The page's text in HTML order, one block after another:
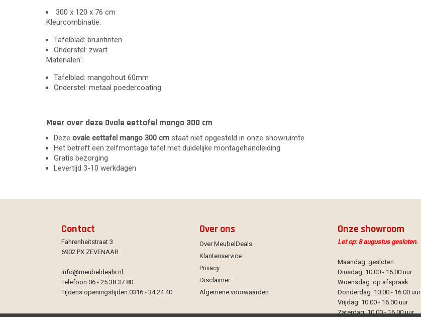
300 x 120 x 76 cm
Kleurcombinatie:
Tafelblad: bruintinten
Onderstel: zwart
Materialen:
Tafelblad: mangohout 60mm
Onderstel: metaal poedercoating
Meer over deze Ovale eettafel mango 300 cm
Deze ovale eettafel mango 300 cm staat niet opgesteld in onze showruimte
Het betreft een zelfmontage tafel met duidelijke montagehandleiding
Gratis bezorging
Levertijd 3-10 werkdagen
Contact
Fahrenheitstraat 3
6902 PX ZEVENAAR
info@meubeldeals.nl
Telefoon 06 - 25 38 37 80
Tijdens openingstijden 0316 - 34 24 40
Over ons
Over MeubelDeals
Klantenservice
Privacy
Disclaimer
Algemene voorwaarden
Onze showroom
Let op: 8 augustus gesloten.
Maandag: gesloten
Dinsdag: 10.00 - 16.00 uur
Woensdag: op afspraak
Donderdag: 10.00 - 16.00 uur
Vrijdag: 10.00 - 16.00 uur
Zaterdag: 10.00 - 16.00 uur